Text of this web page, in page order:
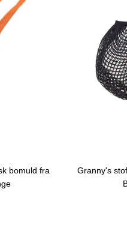
bomuld fra
Granny's